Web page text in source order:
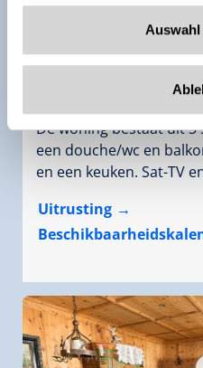
Appartement, douche, WC, 2
grootte van de kamer:
De woning bestaat uit 3
een douche/wc en
en een keuken. Sat-TV
Uitrusting